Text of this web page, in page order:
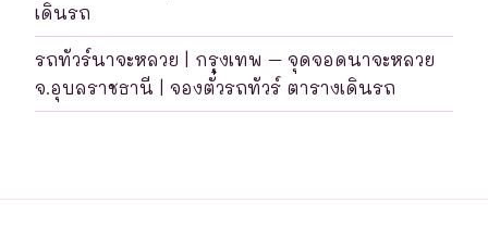
เดินรถ
รถทัวร์นาจะหลวย | กรุงเทพ – จุดจอดนาจะหลวย
จ.อุบลราชธานี | จองตั๋วรถทัวร์ ตารางเดินรถ